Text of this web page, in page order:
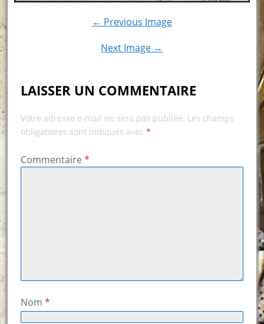
← Previous Image
Next Image →
LAISSER UN COMMENTAIRE
Votre adresse e-mail ne sera pas publiée. Les champs
obligatoires sont indiqués avec *
Commentaire *
Nom *